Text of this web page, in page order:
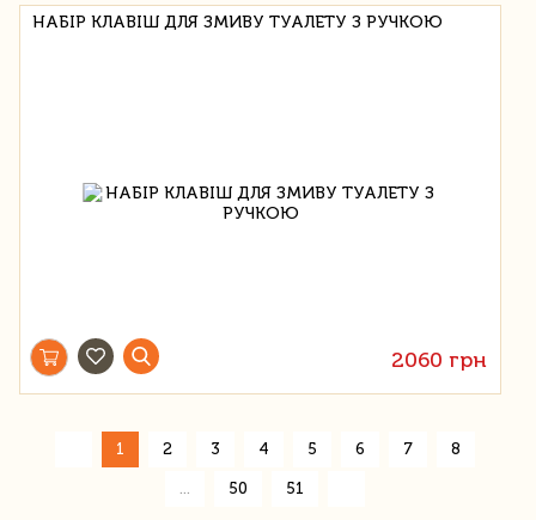
НАБІР КЛАВІШ ДЛЯ ЗМИВУ ТУАЛЕТУ З РУЧКОЮ
2060 грн
1 2 3 4 5 6 7 8
50 51